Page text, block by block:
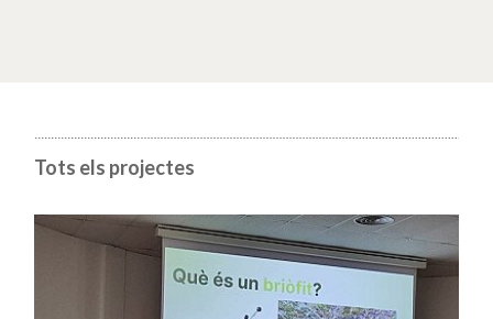
Tots els projectes